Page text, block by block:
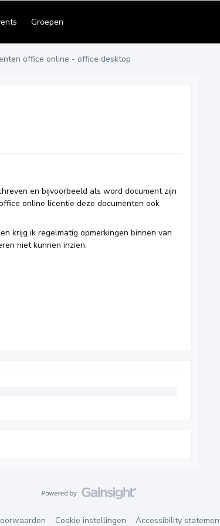
Groepen
office online - office desktop
en bijvoorbeeld als word document zijn
online licentie deze documenten ook
krijg ik regelmatig opmerkingen binnen van
niet kunnen inzien.
Cookie instellingen Accessibility